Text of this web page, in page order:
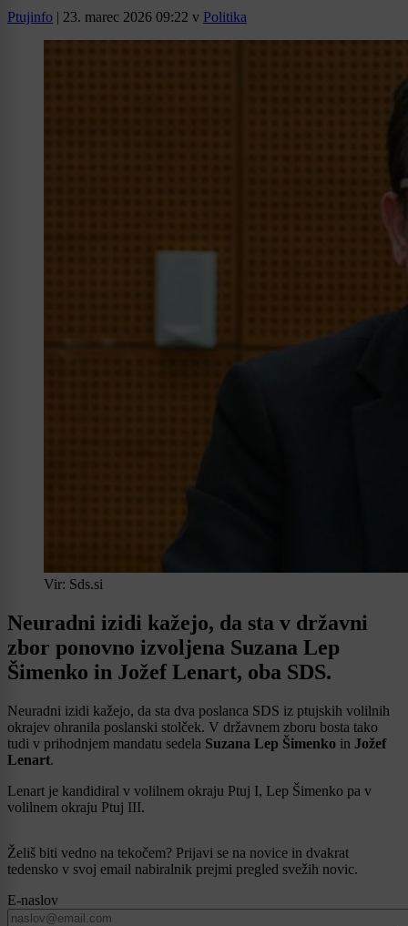
Ptujinfo | 23. marec 2026 09:22 v Politika
Vir: Sds.si
Neuradni izidi kažejo, da sta v državni
zbor ponovno izvoljena Suzana Lep
Šimenko in Jožef Lenart, oba SDS.
Neuradni izidi kažejo, da sta dva poslanca SDS iz ptujskih volilnih
okrajev ohranila poslanski stolček. V državnem zboru bosta tako
tudi v prihodnjem mandatu sedela Suzana Lep Šimenko in Jožef
Lenart.
Lenart je kandidiral v volilnem okraju Ptuj I, Lep Šimenko pa v
volilnem okraju Ptuj III.
Želiš biti vedno na tekočem? Prijavi se na novice in dvakrat
tedensko v svoj email nabiralnik prejmi pregled svežih novic.
E-naslov